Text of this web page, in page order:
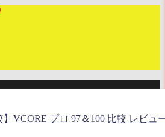
】VCORE プロ 97＆100 比較 レビュ